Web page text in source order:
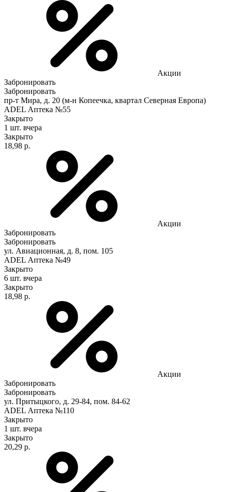
Акции
Забронировать
Забронировать
пр-т Мира, д. 20 (м-н Копеечка, квартал Северная Европа)
ADEL Аптека №55
Закрыто
1 шт. вчера
Закрыто
18,98 р.
Акции
Забронировать
Забронировать
ул. Авиационная, д. 8, пом. 105
ADEL Аптека №49
Закрыто
6 шт. вчера
Закрыто
18,98 р.
Акции
Забронировать
Забронировать
ул. Притыцкого, д. 29-84, пом. 84-62
ADEL Аптека №110
Закрыто
1 шт. вчера
Закрыто
20,29 р.